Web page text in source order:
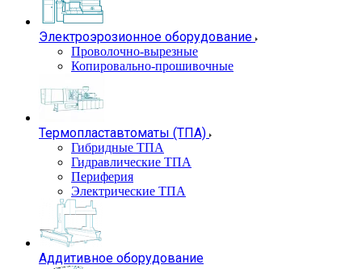
Электроэрозионное оборудование
Проволочно-вырезные
Копировально-прошивочные
Термопластавтоматы (ТПА)
Гибридные ТПА
Гидравлические ТПА
Периферия
Электрические ТПА
Аддитивное оборудование